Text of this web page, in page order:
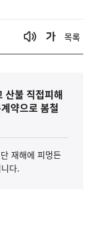
목록
산불 직접피해
약으로 봄철
재해에 피멍든
다.